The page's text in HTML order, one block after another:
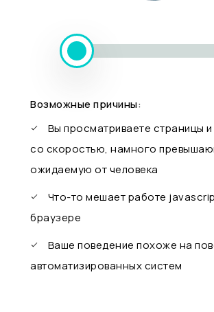
Возможные причины:
Вы просматриваете страницы и
со скоростью, намного
ожидаемую от человека
Что-то мешает работе
браузере
Ваше поведение похоже на
автоматизированных систем